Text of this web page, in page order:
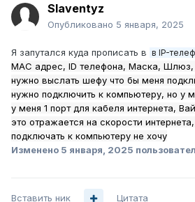
Slaventyz
Опубликовано 5 января, 2025
Я запутался куда прописать в в IP-
МАС адрес, ID телефона, Маска, Шлюз,
нужно выслать шефу что бы меня
нужно подключить к компьютеру, но у
у меня 1 порт для кабеля интернета,
это отражается на скорости
подключать к компьютеру не хочу
Изменено 5 января, 2025
Вставить ник Цитата